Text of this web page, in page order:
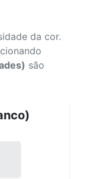
da cor.
são